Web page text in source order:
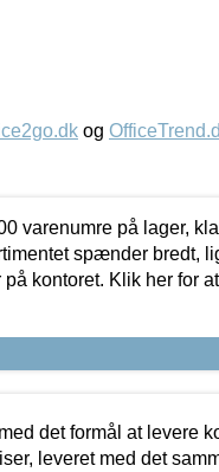
og
varenumre på lager,
spænder bredt,
kontoret. Klik her for
det formål at levere
leveret med det